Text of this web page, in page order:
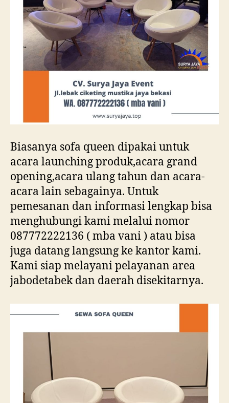
Biasanya sofa queen dipakai untuk
acara launching produk,acara grand
opening,acara ulang tahun dan acara-
acara lain sebagainya. Untuk
pemesanan dan informasi lengkap bisa
menghubungi kami melalui nomor
087772222136 ( mba vani ) atau bisa
juga datang langsung ke kantor kami.
Kami siap melayani pelayanan area
jabodetabek dan daerah disekitarnya.